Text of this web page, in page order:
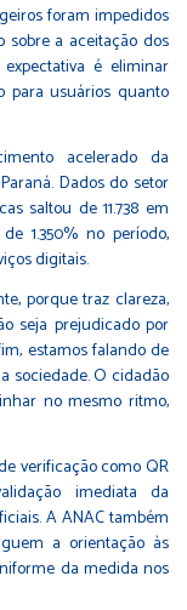
foram impedidos
a aceitação dos
é eliminar
para usuários quanto
acelerado da
Dados do setor
saltou de 11.738 em
1.350% no período,
digitais.
porque traz clareza,
seja prejudicado por
estamos falando de
sociedade. O cidadão
no mesmo ritmo,
verificação como QR
imediata da
A ANAC também
a orientação às
da medida nos